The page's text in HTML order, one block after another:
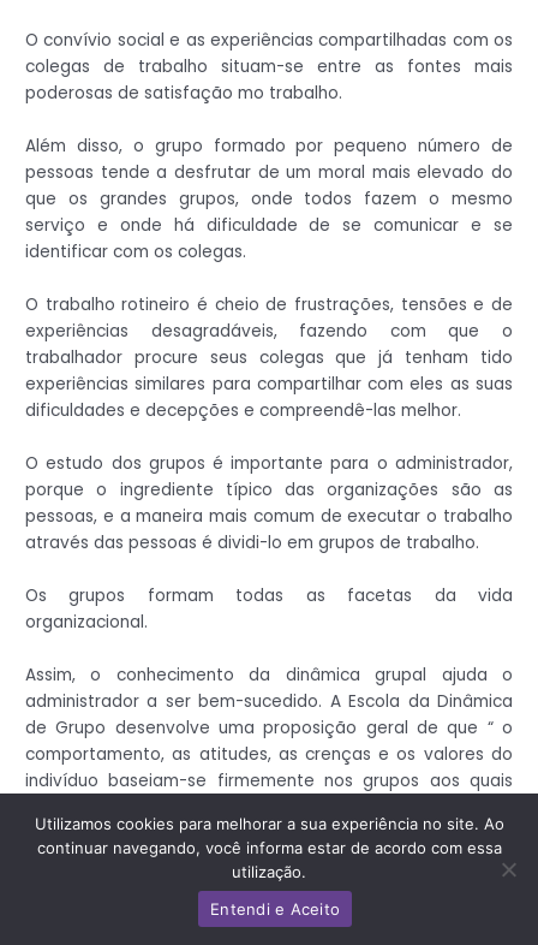
O convívio social e as experiências compartilhadas com os
colegas de trabalho situam-se entre as fontes mais
poderosas de satisfação mo trabalho.
Além disso, o grupo formado por pequeno número de
pessoas tende a desfrutar de um moral mais elevado do
que os grandes grupos, onde todos fazem o mesmo
serviço e onde há dificuldade de se comunicar e se
identificar com os colegas.
O trabalho rotineiro é cheio de frustrações, tensões e de
experiências desagradáveis, fazendo com que o
trabalhador procure seus colegas que já tenham tido
experiências similares para compartilhar com eles as suas
dificuldades e decepções e compreendê-las melhor.
O estudo dos grupos é importante para o administrador,
porque o ingrediente típico das organizações são as
pessoas, e a maneira mais comum de executar o trabalho
através das pessoas é dividi-lo em grupos de trabalho.
Os grupos formam todas as facetas da vida
organizacional.
Assim, o conhecimento da dinâmica grupal ajuda o
administrador a ser bem-sucedido. A Escola da Dinâmica
de Grupo desenvolve uma proposição geral de que “ o
comportamento, as atitudes, as crenças e os valores do
indivíduo baseiam-se firmemente nos grupos aos quais
Para os autores humanistas, a sobrevivência da nossa
civilização dependerá da capacidade de criar invenções
sociais capazes de aproveitar as energias do ser humano
Utilizamos cookies para melhorar a sua experiência no site. Ao
continuar navegando, você informa estar de acordo com essa
utilização.
Entendi e Aceito